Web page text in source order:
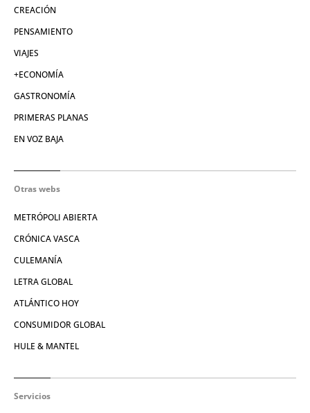
CREACIÓN
PENSAMIENTO
VIAJES
+ECONOMÍA
GASTRONOMÍA
PRIMERAS PLANAS
EN VOZ BAJA
Otras webs
METRÓPOLI ABIERTA
CRÓNICA VASCA
CULEMANÍA
LETRA GLOBAL
ATLÁNTICO HOY
CONSUMIDOR GLOBAL
HULE & MANTEL
Servicios